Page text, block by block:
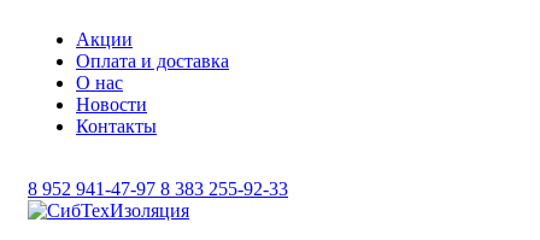
Акции
Оплата и доставка
О нас
Новости
Контакты
8 952 941-47-97 8 383 255-92-33